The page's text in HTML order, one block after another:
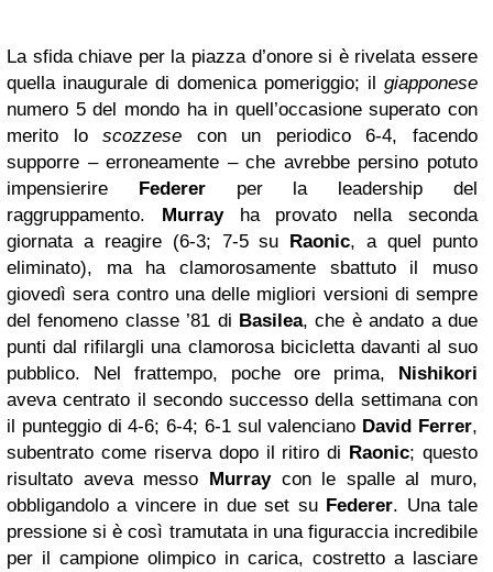
La sfida chiave per la piazza d’onore si è rivelata essere
quella inaugurale di domenica pomeriggio; il giapponese
numero 5 del mondo ha in quell’occasione superato con
merito loscozzese con un periodico 6-4, facendo
supporre – erroneamente – che avrebbe persino potuto
impensierire Federerper la leadership del
raggruppamento. Murrayha provato nella seconda
giornata a reagire (6-3; 7-5 su Raonic, a quel punto
eliminato), ma ha clamorosamente sbattuto il muso
giovedì sera contro una delle migliori versioni di sempre
del fenomeno classe ’81 di Basilea, che è andato a due
punti dal rifilargli una clamorosa bicicletta davanti al suo
pubblico. Nel frattempo, poche ore prima, Nishikori
aveva centrato il secondo successo della settimana con
il punteggio di 4-6; 6-4; 6-1 sul valenciano David Ferrer,
subentrato come riserva dopo il ritiro di Raonic; questo
risultato aveva messo Murraycon le spalle al muro,
obbligandolo a vincere in due set su Federer. Una tale
pressione si è così tramutata in una figuraccia incredibile
per il campione olimpico in carica, costretto a lasciare